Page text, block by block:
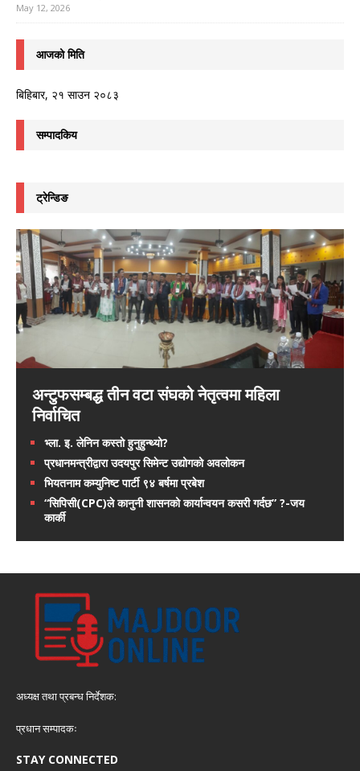
May 12, 2026
आजको मिति
बिहिबार, २१ साउन २०८३
सम्पादकिय
ट्रेन्डिङ
अन्टुफसम्बद्ध तीन वटा संघको नेतृत्वमा महिला
निर्वाचित
भ्ला. इ. लेनिन कस्तो हुनुहुन्थ्यो?
प्रधानमन्त्रीद्वारा उदयपुर सिमेन्ट उद्योगको अवलोकन
भियतनाम कम्युनिष्ट पार्टी ९४ बर्षमा प्रबेश
“सिपिसी(CPC)ले कानुनी शासनको कार्यान्वयन कसरी गर्दछ” ?-जय
कार्की
अध्यक्ष तथा प्रबन्ध निर्देशक:
प्रधान सम्पादकः
STAY CONNECTED